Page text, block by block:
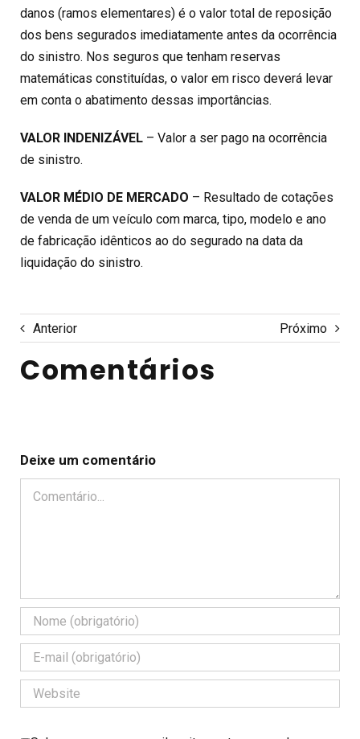
danos (ramos elementares) é o valor total de reposição
dos bens segurados imediatamente antes da ocorrência
do sinistro. Nos seguros que tenham reservas
matemáticas constituídas, o valor em risco deverá levar
em conta o abatimento dessas importâncias.
VALOR INDENIZÁVEL – Valor a ser pago na ocorrência
de sinistro.
VALOR MÉDIO DE MERCADO – Resultado de cotações
de venda de um veículo com marca, tipo, modelo e ano
de fabricação idênticos ao do segurado na data da
liquidação do sinistro.
Anterior Próximo
Comentários
Deixe um comentário
Comentário